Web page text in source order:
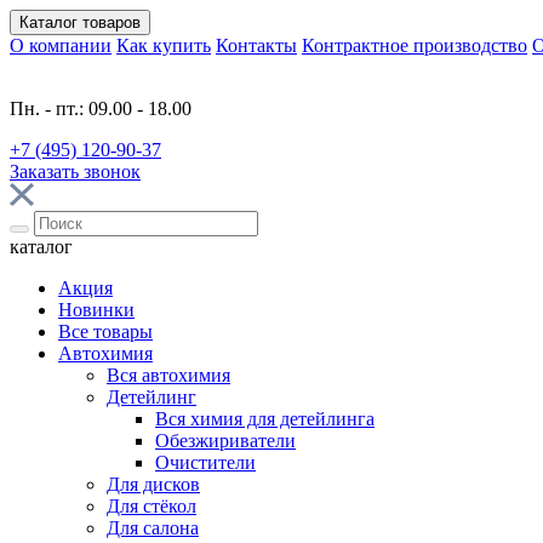
Каталог товаров
О компании Как купить Контакты Контрактное производство
Пн. - пт.: 09.00 - 18.00
+7 (495) 120-90-37
Заказать звонок
каталог
Акция
Новинки
Все товары
Автохимия
Вся автохимия
Детейлинг
Вся химия для детейлинга
Обезжириватели
Очистители
Для дисков
Для стёкол
Для салона